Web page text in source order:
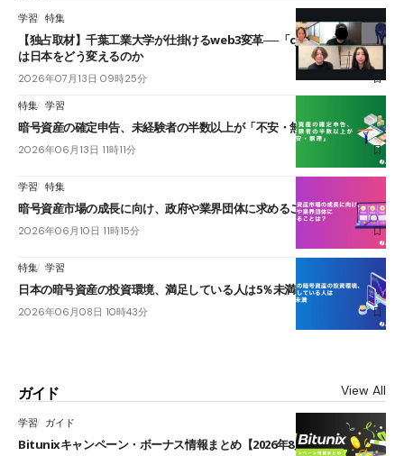
学習 特集
【独占取材】千葉工業大学が仕掛けるweb3変革──「cJPY」とAIの融合
は日本をどう変えるのか
2026年07月13日 09時25分
特集 学習
暗号資産の確定申告、未経験者の半数以上が「不安・無理」
2026年06月13日 11時11分
学習 特集
暗号資産市場の成長に向け、政府や業界団体に求めることは？
2026年06月10日 11時15分
特集 学習
日本の暗号資産の投資環境、満足している人は5％未満
2026年06月08日 10時43分
ガイド View All
学習 ガイド
Bitunixキャンペーン・ボーナス情報まとめ【2026年8月最新】